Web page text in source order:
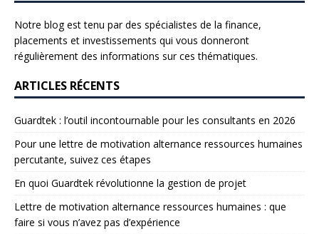
Notre blog est tenu par des spécialistes de la finance,
placements et investissements qui vous donneront
régulièrement des informations sur ces thématiques.
ARTICLES RÉCENTS
Guardtek : l’outil incontournable pour les consultants en 2026
Pour une lettre de motivation alternance ressources humaines
percutante, suivez ces étapes
En quoi Guardtek révolutionne la gestion de projet
Lettre de motivation alternance ressources humaines : que
faire si vous n’avez pas d’expérience